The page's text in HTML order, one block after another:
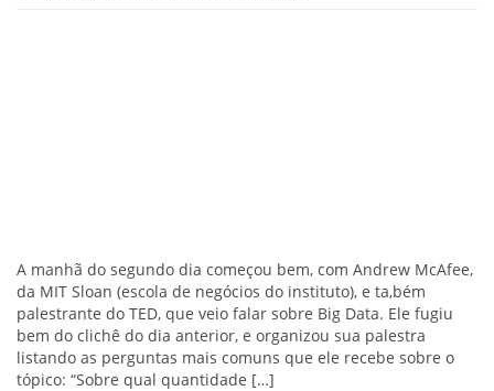
A manhã do segundo dia começou bem, com Andrew McAfee,
da MIT Sloan (escola de negócios do instituto), e ta,bém
palestrante do TED, que veio falar sobre Big Data. Ele fugiu
bem do clichê do dia anterior, e organizou sua palestra
listando as perguntas mais comuns que ele recebe sobre o
tópico: “Sobre qual quantidade […]